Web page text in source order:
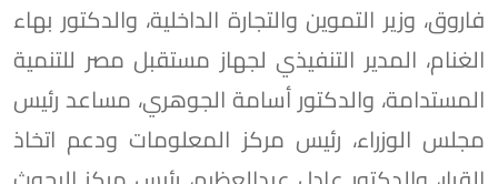
فاروق، وزير التموين والتجارة الداخلية، والدكتور بهاء
الغنام، المدير التنفيذي لجهاز مستقبل مصر للتنمية
المستدامة، والدكتور أسامة الجوهري، مساعد رئيس
مجلس الوزراء، رئيس مركز المعلومات ودعم اتخاذ